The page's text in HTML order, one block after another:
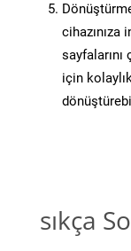
cihazınıza
sayfalarını
için
sıkça